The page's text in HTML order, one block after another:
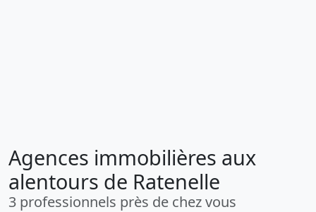
Agences immobilières aux
alentours de Ratenelle
3 professionnels près de chez vous